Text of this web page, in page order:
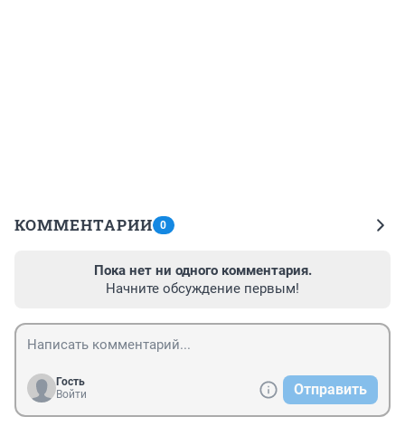
КОММЕНТАРИИ 0
Пока нет ни одного комментария.
Начните обсуждение первым!
Гость
Войти
Отправить